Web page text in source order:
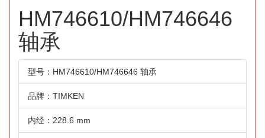
HM746610/HM746646
轴承
型号：HM746610/HM746646 轴承
品牌：TIMKEN
内经：228.6 mm